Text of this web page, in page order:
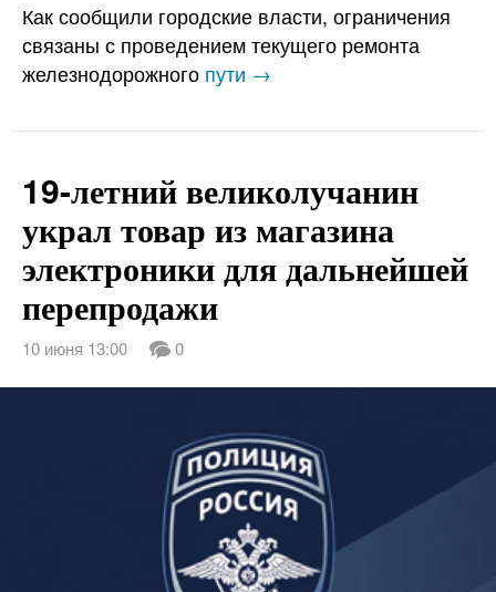
Как сообщили городские власти, ограничения
связаны с проведением текущего ремонта
железнодорожного пути →
19-летний великолучанин
украл товар из магазина
электроники для дальнейшей
перепродажи
10 июня 13:00 0